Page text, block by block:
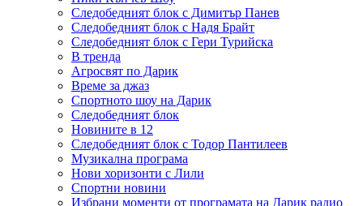
Следобедният блок с Димитър Панев
Следобедният блок с Надя Брайт
Следобедният блок с Гери Турийска
В тренда
Агросвят по Дарик
Време за джаз
Спортното шоу на Дарик
Следобедният блок
Новините в 12
Следобедният блок с Тодор Пантилеев
Музикална програма
Нови хоризонти с Лили
Спортни новини
Избрани моменти от програмата на Дарик радио